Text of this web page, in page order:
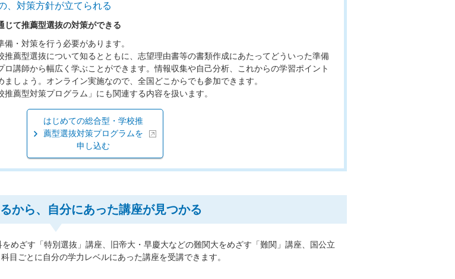
、対策方針が立てられる
じて推薦型選抜の対策ができる
・対策を行う必要があります。
薦型選抜について知るとともに、志望理由書等の書類作成にあたってどういった準備
講師から幅広く学ぶことができます。情報収集や自己分析、これからの学習ポイント
しょう。オンライン実施なので、全国どこからでも参加できます。
薦型対策プログラム」にも関連する内容を扱います。
はじめての総合型・学校推
薦型選抜対策プログラムを
申し込む
から、自分にあった講座が見つかる
めざす「特別選抜」講座、旧帝大・早慶大などの難関大をめざす「難関」講座、国公立
目ごとに自分の学力レベルにあった講座を受講できます。